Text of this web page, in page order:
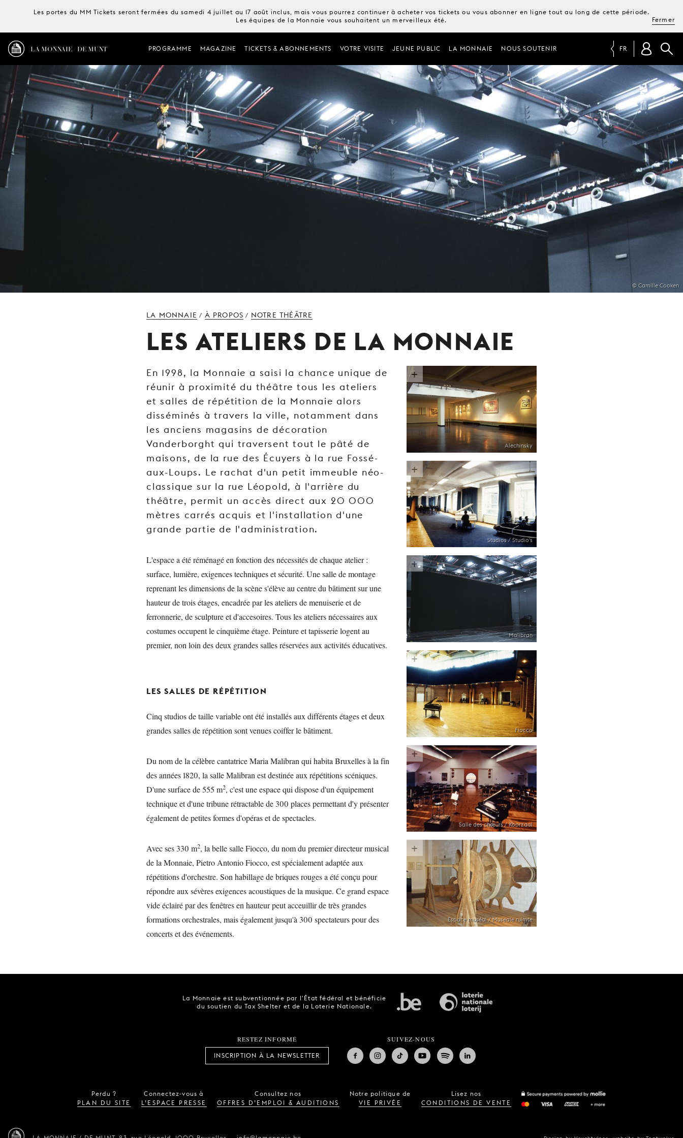
Les portes du MM Tickets seront fermées du samedi 4 juillet au 17 août inclus, mais vous pourrez continuer à acheter vos tickets ou vous abonner en ligne tout au long de cette période.
Les équipes de la Monnaie vous souhaitent un merveilleux été.
Fermer
LA MONNAIE / DE MUNT PROGRAMME MAGAZINE TICKETS & ABONNEMENTS VOTRE VISITE JEUNE PUBLIC LA MONNAIE NOUS SOUTENIR FR
© Camille Cooken
LA MONNAIE / À PROPOS / NOTRE THÉÂTRE
LES ATELIERS DE LA MONNAIE
En 1998, la Monnaie a saisi la chance unique de
réunir à proximité du théâtre tous les ateliers
et salles de répétition de la Monnaie alors
disséminés à travers la ville, notamment dans
les anciens magasins de décoration
Vanderborght qui traversent tout le pâté de
maisons, de la rue des Écuyers à la rue Fossé-
aux-Loups. Le rachat d'un petit immeuble néo-
classique sur la rue Léopold, à l'arrière du
théâtre, permit un accès direct aux 20 000
mètres carrés acquis et l'installation d'une
grande partie de l'administration.
L'espace a été réménagé en fonction des nécessités de chaque atelier :
surface, lumière, exigences techniques et sécurité. Une salle de montage
reprenant les dimensions de la scène s'élève au centre du bâtiment sur une
hauteur de trois étages, encadrée par les ateliers de menuiserie et de
ferronnerie, de sculpture et d'accesoires. Tous les ateliers nécessaires aux
costumes occupent le cinquième étage. Peinture et tapisserie logent au
premier, non loin des deux grandes salles réservées aux activités éducatives.
LES SALLES DE RÉPÉTITION
Cinq studios de taille variable ont été installés aux différents étages et deux
grandes salles de répétition sont venues coiffer le bâtiment.
Du nom de la célèbre cantatrice Maria Malibran qui habita Bruxelles à la fin
des années 1820, la salle Malibran est destinée aux répétitions scéniques.
D'une surface de 555 m2, c'est une espace qui dispose d'un équipement
technique et d'une tribune rétractable de 300 places permettant d'y présenter
également de petites formes d'opéras et de spectacles.
Avec ses 330 m2, la belle salle Fiocco, du nom du premier directeur musical
de la Monnaie, Pietro Antonio Fiocco, est spécialement adaptée aux
répétitions d'orchestre. Son habillage de briques rouges a été conçu pour
répondre aux sévères exigences acoustiques de la musique. Ce grand espace
vide éclairé par des fenêtres en hauteur peut acceuillir de très grandes
formations orchestrales, mais également jusqu'à 300 spectateurs pour des
concerts et des événements.
Alechinsky
Studios / Studio's
Malibran
Fiocco
Salle des chœurs / Koorzaal
Espace muséal / Museale ruimte
La Monnaie est subventionnée par l'État fédéral et bénéficie
du soutien du Tax Shelter et de la Loterie Nationale.
RESTEZ INFORMÉ
INSCRIPTION À LA NEWSLETTER
SUIVEZ-NOUS
Perdu ?
PLAN DU SITE
Connectez-vous à
L’ESPACE PRESSE
Consultez nos
OFFRES D’EMPLOI & AUDITIONS
Notre politique de
VIE PRIVÉE
Lisez nos
CONDITIONS DE VENTE